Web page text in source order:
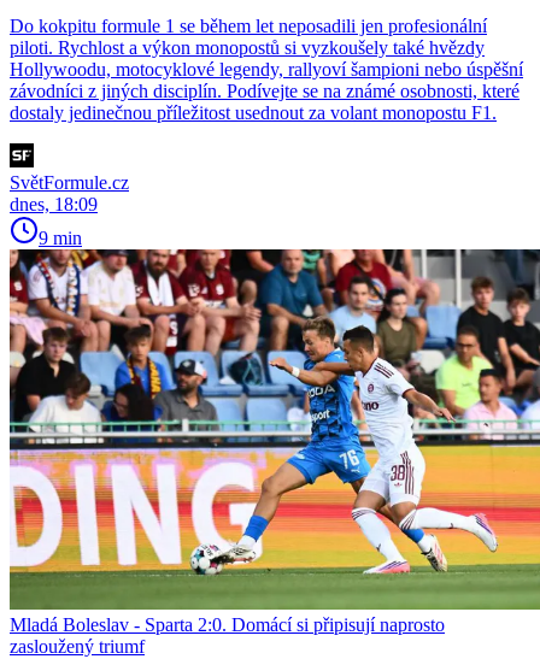
Do kokpitu formule 1 se během let neposadili jen profesionální
piloti. Rychlost a výkon monopostů si vyzkoušely také hvězdy
Hollywoodu, motocyklové legendy, rallyoví šampioni nebo úspěšní
závodníci z jiných disciplín. Podívejte se na známé osobnosti, které
dostaly jedinečnou příležitost usednout za volant monopostu F1.
SvětFormule.cz
dnes, 18:09
9 min
Mladá Boleslav - Sparta 2:0. Domácí si připisují naprosto
zasloužený triumf